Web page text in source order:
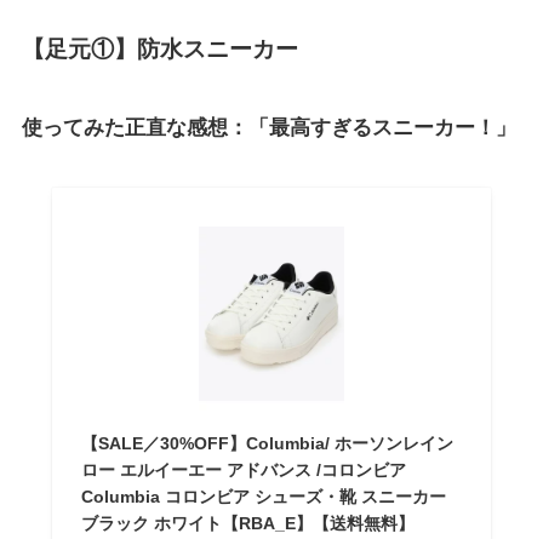
【足元①】防水スニーカー
使ってみた正直な感想：「最高すぎるスニーカー！」
【SALE／30%OFF】Columbia/ ホーソンレイン
ロー エルイーエー アドバンス /コロンビア
Columbia コロンビア シューズ・靴 スニーカー
ブラック ホワイト【RBA_E】【送料無料】